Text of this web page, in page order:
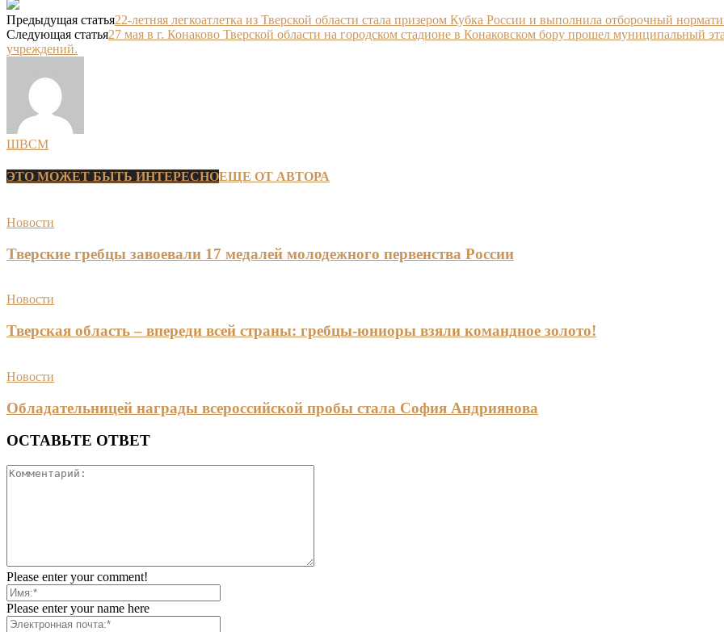
Предыдущая статья22-летняя легкоатлетка из Тверской области стала призером Кубка России и выполнила отборочный
Следующая статья27 мая в г. Конаково Тверской области на городском стадионе в Конаковском бору прошел
учреждений.
ШВСМ
ЭТО МОЖЕТ БЫТЬ ИНТЕРЕСНОЕЩЕ ОТ АВТОРА
Новости
Тверские гребцы завоевали 17 медалей молодежного первенства России
Новости
Тверская область – впереди всей страны: гребцы-юниоры взяли командное золото!
Новости
Обладательницей награды всероссийской пробы стала София Андриянова
ОСТАВЬТЕ ОТВЕТ
Please enter your comment!
Please enter your name here